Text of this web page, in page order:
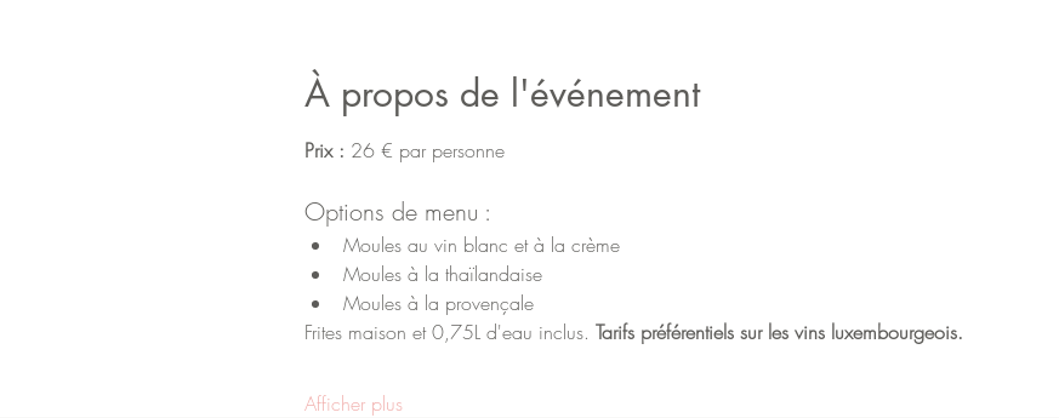
À propos de l'événement
Prix : 26 € par personne
Options de menu :
Moules au vin blanc et à la crème
Moules à la thaïlandaise
Moules à la provençale
Frites maison et 0,75L d'eau inclus. Tarifs préférentiels sur les vins luxembourgeois.
Afficher plus